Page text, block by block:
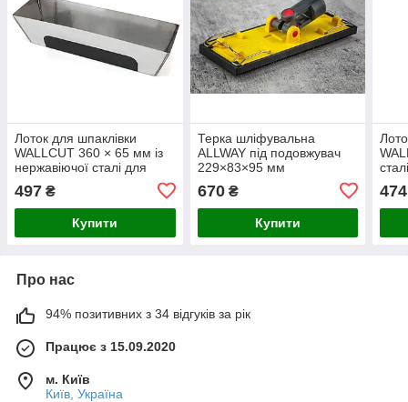
Лоток для шпаклівки
WALLCUT 360 × 65 мм із
нержавіючої сталі для
497 ₴
Купити
Терка шліфувальна
ALLWAY під подовжувач
229×83×95 мм
670₴
Купити
474
Про нас
94% позитивних з 34 відгуків за рік
Працює з 15.09.2020
м. Київ
Київ, Україна